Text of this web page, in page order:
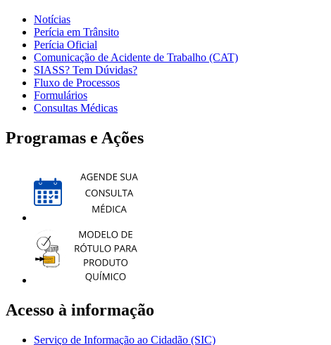
Notícias
Perícia em Trânsito
Perícia Oficial
Comunicação de Acidente de Trabalho (CAT)
SIASS? Tem Dúvidas?
Fluxo de Processos
Formulários
Consultas Médicas
Programas e Ações
Acesso à informação
Serviço de Informação ao Cidadão (SIC)